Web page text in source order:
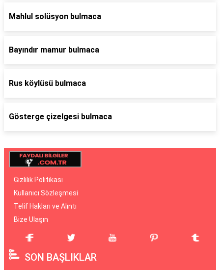
Mahlul solüsyon bulmaca
Bayındır mamur bulmaca
Rus köylüsü bulmaca
Gösterge çizelgesi bulmaca
Gizlilik Politikası
Kullanıcı Sözleşmesi
Telif Hakları ve Alıntı
Bize Ulaşın
SON BAŞLIKLAR